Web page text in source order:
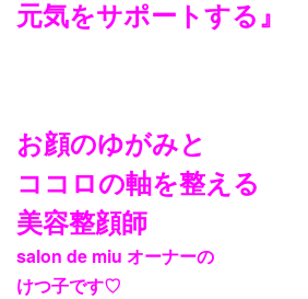
元気をサポートする』
お顔のゆがみと
ココロの軸を整える
美容整顔師
salon de miu オーナーの
けつ子です♡